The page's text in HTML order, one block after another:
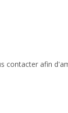
afin